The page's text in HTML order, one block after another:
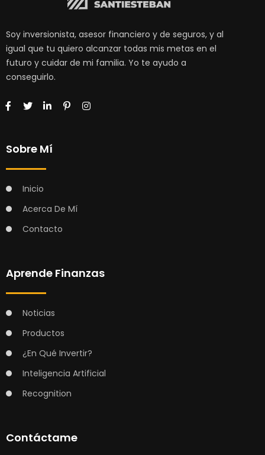
Soy inversionista, asesor financiero y de seguros, y al
igual que tu quiero alcanzar todas mis metas en el
futuro y cuidar de mi familia. Yo te ayudo a
conseguirlo.
Sobre Mí
Inicio
Acerca De Mí
Contacto
Aprende Finanzas
Noticias
Productos
¿En Qué Invertir?
Inteligencia Artificial
Recognition
Contáctame